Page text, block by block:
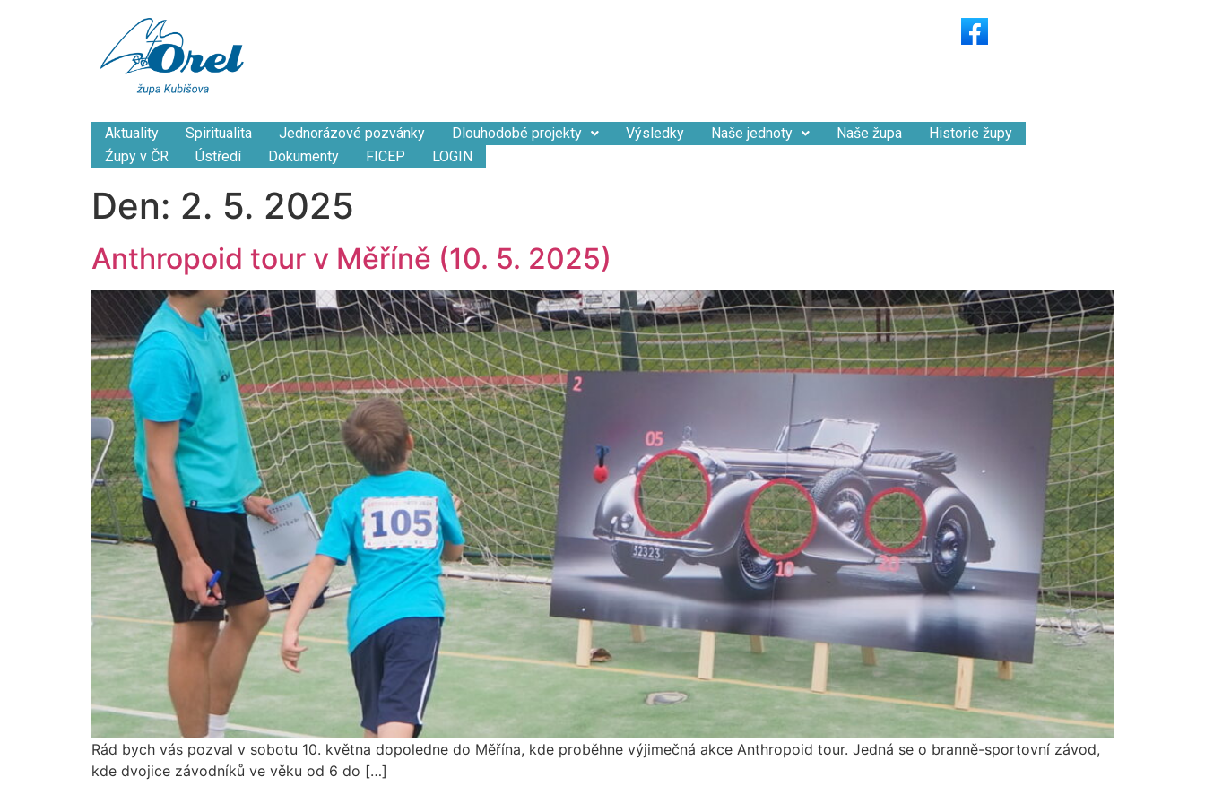
Aktuality Spiritualita Jednorázové pozvánky Dlouhodobé projekty Výsledky Naše jednoty Naše župa
Historie župy
Źupy v ČR
Ústředí Dokumenty FICEP LOGIN
Den: 2. 5. 2025
Anthropoid tour v Měříně (10. 5. 2025)
Rád bych vás pozval v sobotu 10. května dopoledne do Měřína, kde proběhne výjimečná akce Anthropoid tour. Jedná se o branně-sportovní závod,
kde dvojice závodníků ve věku od 6 do […]